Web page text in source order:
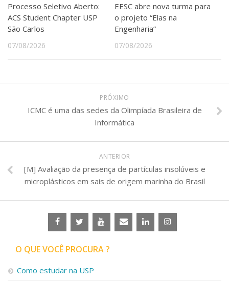
Processo Seletivo Aberto:
ACS Student Chapter USP
São Carlos
07/08/2026
EESC abre nova turma para
o projeto “Elas na
Engenharia”
07/08/2026
PRÓXIMO
ICMC é uma das sedes da Olimpíada Brasileira de
Informática
ANTERIOR
[M] Avaliação da presença de partículas insolúveis e
microplásticos em sais de origem marinha do Brasil
O QUE VOCÊ PROCURA ?
Como estudar na USP